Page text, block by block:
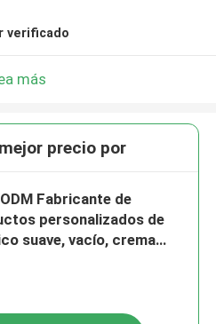
verificado
más
precio por
Fabricante de
personalizados de
suave, vacío, crema